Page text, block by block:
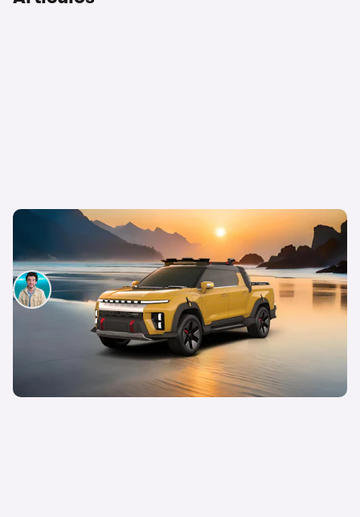
SsangYong ahora se llama KGM y estos son sus
modelos actuales y futuros
Mario Garcés
17 de julio de 2024